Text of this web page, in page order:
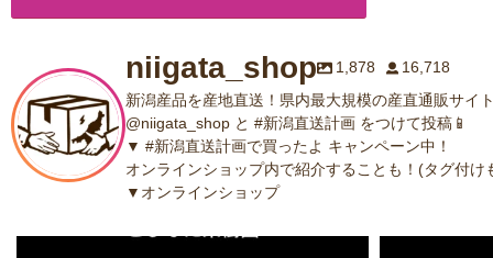
niigata_shop 1,878
16,718
新潟産品を産地直送！県内最大規模の産直通販サイ
@niigata_shop と #新潟直送計画 をつけて投稿📱
▼ #新潟直送計画で買ったよ キャンペーン中！
オンラインショップ内で紹介することも！(タグ付け
▼オンラインショップ